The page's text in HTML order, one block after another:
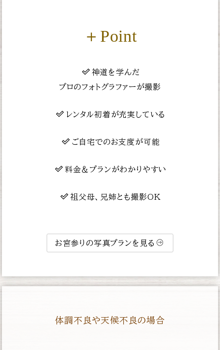
＋Point
神道を学んだ
プロのフォトグラファーが撮影
レンタル初着が充実している
ご自宅でのお支度が可能
料金＆プランがわかりやすい
祖父母、兄姉とも撮影OK
お宮参りの写真プランを見る
体調不良や天候不良の場合